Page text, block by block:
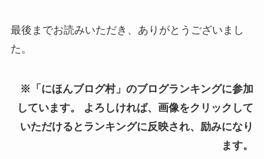
最後までお読みいただき、ありがとうございまし
た。
※「にほんブログ村」のブログランキングに参加
しています。 よろしければ、画像をクリックして
いただけるとランキングに反映され、励みになり
ます。